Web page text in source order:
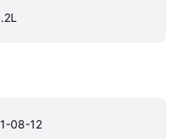
08-12